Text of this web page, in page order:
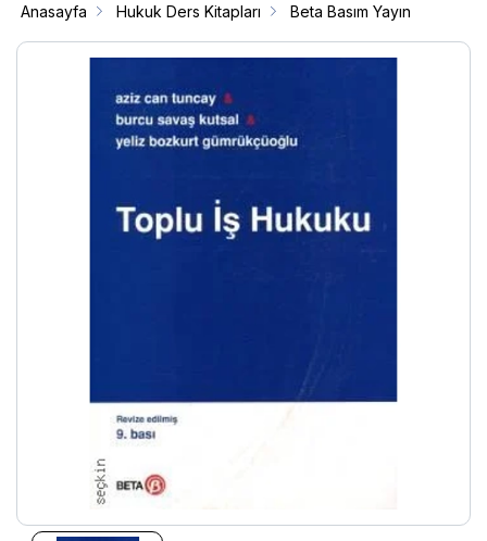
Anasayfa Hukuk Ders Kitapları Beta Basım Yayın